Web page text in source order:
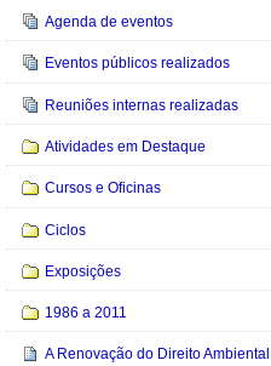
Agenda de eventos
Eventos públicos realizados
Reuniões internas realizadas
Atividades em Destaque
Cursos e Oficinas
Ciclos
Exposições
1986 a 2011
A Renovação do Direito